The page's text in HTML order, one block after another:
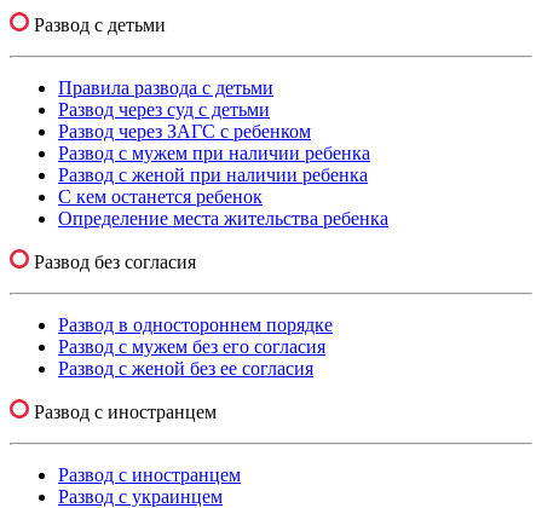
Развод с детьми
Правила развода с детьми
Развод через суд с детьми
Развод через ЗАГС с ребенком
Развод с мужем при наличии ребенка
Развод с женой при наличии ребенка
С кем останется ребенок
Определение места жительства ребенка
Развод без согласия
Развод в одностороннем порядке
Развод с мужем без его согласия
Развод с женой без ее согласия
Развод с иностранцем
Развод с иностранцем
Развод с украинцем